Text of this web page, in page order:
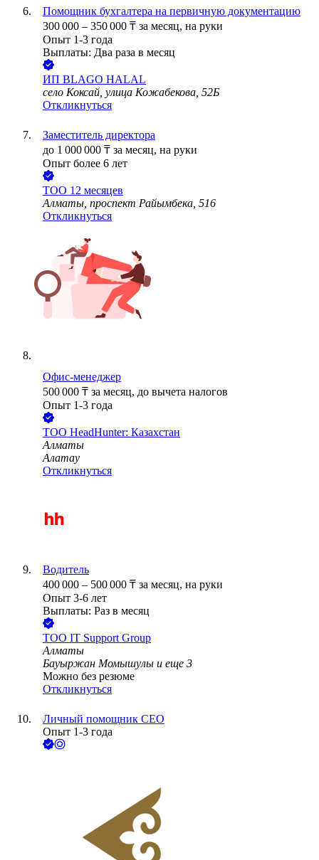
Помощник бухгалтера на первичную документацию
300 000 – 350 000 ₸ за месяц, на руки
Опыт 1-3 года
Выплаты: Два раза в месяц
ИП BLAGO HALAL
село Коксай, улица Кожабекова, 52Б
Откликнуться
Заместитель директора
до 1 000 000 ₸ за месяц, на руки
Опыт более 6 лет
ТОО 12 месяцев
Алматы, проспект Райымбека, 516
Откликнуться
Офис-менеджер
500 000 ₸ за месяц, до вычета налогов
Опыт 1-3 года
ТОО HeadHunter: Казахстан
Алматы
Алатау
Откликнуться
Водитель
400 000 – 500 000 ₸ за месяц, на руки
Опыт 3-6 лет
Выплаты: Раз в месяц
ТОО IT Support Group
Алматы
Бауыржан Момышулы и еще 3
Можно без резюме
Откликнуться
Личный помощник CEO
Опыт 1-3 года